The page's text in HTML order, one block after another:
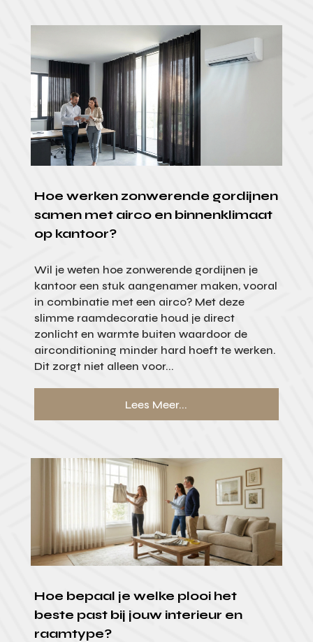
Hoe werken zonwerende gordijnen
samen met airco en binnenklimaat
op kantoor?
Wil je weten hoe zonwerende gordijnen je
kantoor een stuk aangenamer maken, vooral
in combinatie met een airco? Met deze
slimme raamdecoratie houd je direct
zonlicht en warmte buiten waardoor de
airconditioning minder hard hoeft te werken.
Dit zorgt niet alleen voor...
Lees Meer...
Hoe bepaal je welke plooi het
beste past bij jouw interieur en
raamtype?